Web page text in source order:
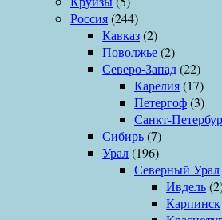
Россия(244)
Кавказ(2)
Поволжье(2)
Северо-Запад(22)
Карелия(17)
Петергоф(3)
Санкт-
Сибирь(7)
Урал(196)
Северный Урал
Ивдель
Карпинск